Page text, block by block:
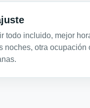
todo incluido, mejor
noches, otra ocupación